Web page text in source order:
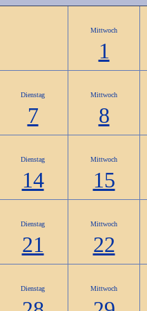
Mittwoch
1
Dienstag
7
Mittwoch
8
Dienstag
14
Mittwoch
15
Dienstag
21
Mittwoch
22
Dienstag Mittwoch